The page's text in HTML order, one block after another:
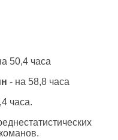
50,4 часа
- на 58,8 часа
часа.